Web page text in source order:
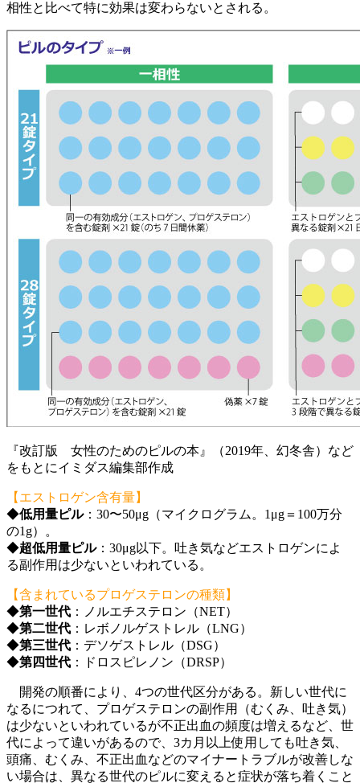
相性と比べて特に効果は変わらないとされる。
『改訂版 女性のためのピルの本』（2019年、幻冬舎）など
をもとにイミダス編集部作成
【エストロゲン含有量】
◆低用量ピル：30〜50μg（マイクログラム。1μg＝100万分
の1g）。
◆超低用量ピル：30μg以下。吐き気などエストロゲンによ
る副作用は少ないといわれている。
【含まれているプロゲステロンの種類】
◆第一世代 ：ノルエチステロン（NET）
◆第二世代 ：レボノルゲストレル（LNG）
◆第三世代 ：デソゲストレル（DSG）
◆第四世代 ：ドロスピレノン（DRSP）
開発の順番により、4つの世代区分がある。新しい世代に
なるにつれて、プロゲステロンの副作用（むくみ、吐き気）
は少ないといわれているが不正出血の頻度は増えるなど、世
代によって違いがあるので、3カ月以上使用しても吐き気、
頭痛、むくみ、不正出血などのマイナートラブルが改善しな
い場合は、異なる世代のピルに変えると症状が落ち着くこと